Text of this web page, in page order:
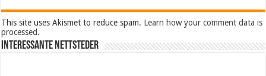
This site uses Akismet to reduce spam. Learn how your comment data is
processed.
Interessante nettsteder